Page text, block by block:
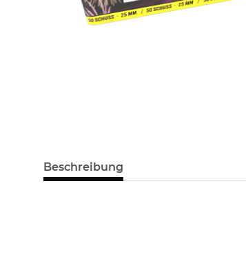
Beschreibung